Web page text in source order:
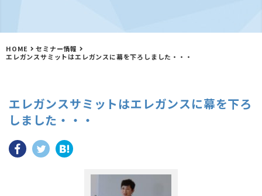
HOME
セミナー情報
エレガンスサミットはエレガンスに幕を下ろしました・・・
エレガンスサミットはエレガンスに幕を下ろ
しました・・・